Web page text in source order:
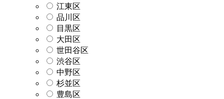
江東区
品川区
目黒区
大田区
世田谷区
渋谷区
中野区
杉並区
豊島区